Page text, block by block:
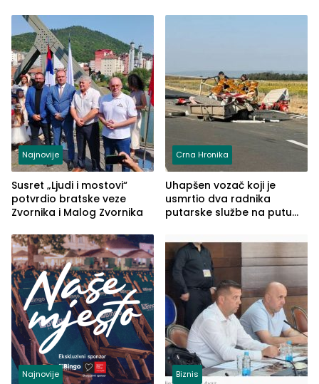
Najnovije
Susret „Ljudi i mostovi“
potvrdio bratske veze
Zvornika i Malog Zvornika
Crna Hronika
Uhapšen vozač koji je
usmrtio dva radnika
putarske službe na putu
(FOTO)
Najnovije Biznis